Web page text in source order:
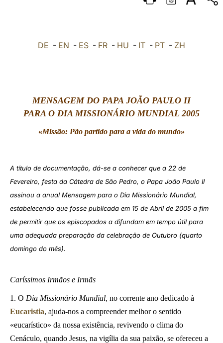
DEUTSCH
العربيّة DE - EN - ES - FR - HU - IT - PT - ZH
MENSAGEM DO PAPA JOÃO PAULO II
PARA O DIA MISSIONÁRIO MUNDIAL 2005
«Missão: Pão partido para a vida do mundo»
A título de documentação, dá-se a conhecer que a 22 de
Fevereiro, festa da Cátedra de São Pedro, o Papa João Paulo II
assinou a anual Mensagem para o Dia Missionário Mundial,
estabelecendo que fosse publicada em 15 de Abril de 2005 a fim
de permitir que os episcopados a difundam em tempo útil para
uma adequada preparação da celebração de Outubro (quarto
domingo do mês).
Caríssimos Irmãos e Irmãs
1. O Dia Missionário Mundial, no corrente ano dedicado à
Eucaristia, ajuda-nos a compreender melhor o sentido
«eucarístico» da nossa existência, revivendo o clima do
Cenáculo, quando Jesus, na vigília da sua paixão, se ofereceu a